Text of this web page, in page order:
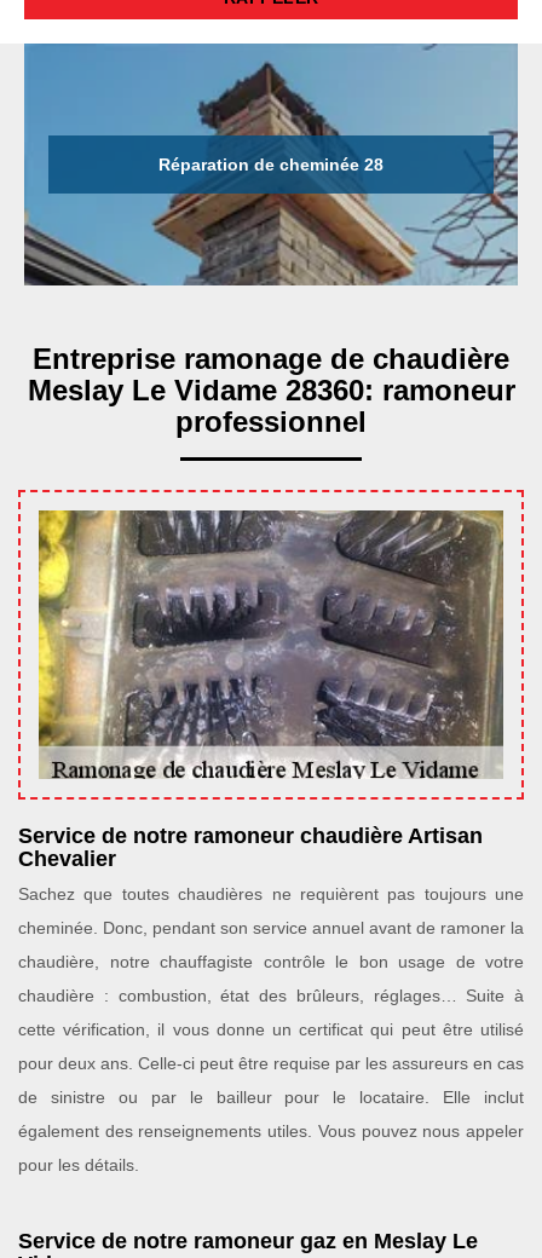
Réparation de cheminée 28
Entreprise ramonage de chaudière
Meslay Le Vidame 28360: ramoneur
professionnel
Service de notre ramoneur chaudière Artisan
Chevalier
Sachez que toutes chaudières ne requièrent pas toujours une
cheminée. Donc, pendant son service annuel avant de ramoner la
chaudière, notre chauffagiste contrôle le bon usage de votre
chaudière : combustion, état des brûleurs, réglages… Suite à
cette vérification, il vous donne un certificat qui peut être utilisé
pour deux ans. Celle-ci peut être requise par les assureurs en cas
de sinistre ou par le bailleur pour le locataire. Elle inclut
également des renseignements utiles. Vous pouvez nous appeler
pour les détails.
Service de notre ramoneur gaz en Meslay Le